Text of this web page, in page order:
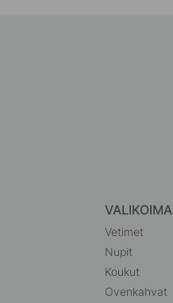
VALIKOIMA
Vetimet
Nupit
Koukut
Ovenkahvat